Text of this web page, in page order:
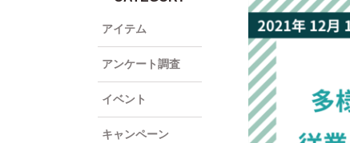
アイテム
アンケート調査
イベント
キャンペーン